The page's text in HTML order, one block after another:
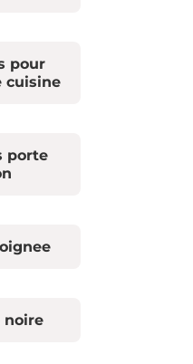
pour
cuisine
porte
noire